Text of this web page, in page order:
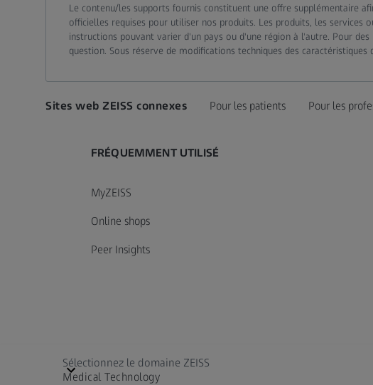
Le contenu/les supports fournis constituent une offre supplémentaire
officielles requises pour utiliser nos produits. Les produits, les
instructions pouvant varier d'un pays ou d'une région à l'autre. Pour
question. Sous réserve de modifications techniques des
Sites web ZEISS connexes Pour les patients Pour les
FRÉQUEMMENT UTILISÉ
MyZEISS
Online shops
Peer Insights
Sélectionnez le domaine ZEISS
Medical Technology